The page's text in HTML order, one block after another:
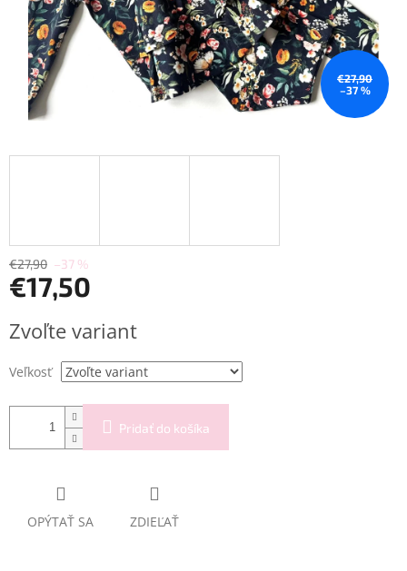
€27,90
–37 %
€27,90 –37 %
€17,50
cena:
Zvoľte variant
Veľkosť
Pridať do košíka
OPÝTAŤ SA ZDIEĽAŤ